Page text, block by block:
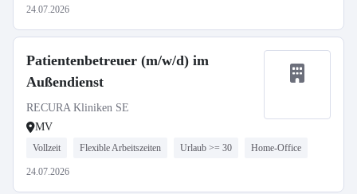
24.07.2026
Patientenbetreuer (m/w/d) im
Außendienst
RECURA Kliniken SE
MV
Vollzeit Flexible Arbeitszeiten Urlaub >= 30 Home-Office
24.07.2026